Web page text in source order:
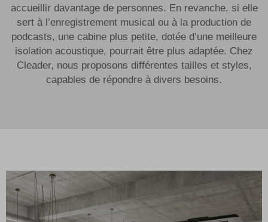
accueillir davantage de personnes. En revanche, si elle
sert à l’enregistrement musical ou à la production de
podcasts, une cabine plus petite, dotée d’une meilleure
isolation acoustique, pourrait être plus adaptée. Chez
Cleader, nous proposons différentes tailles et styles,
capables de répondre à divers besoins.